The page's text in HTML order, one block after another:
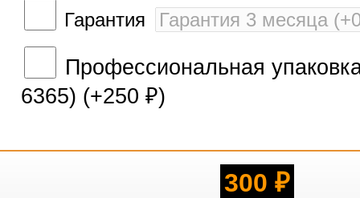
Гарантия
Профессиональная
6365) (+250 ₽)
300 ₽